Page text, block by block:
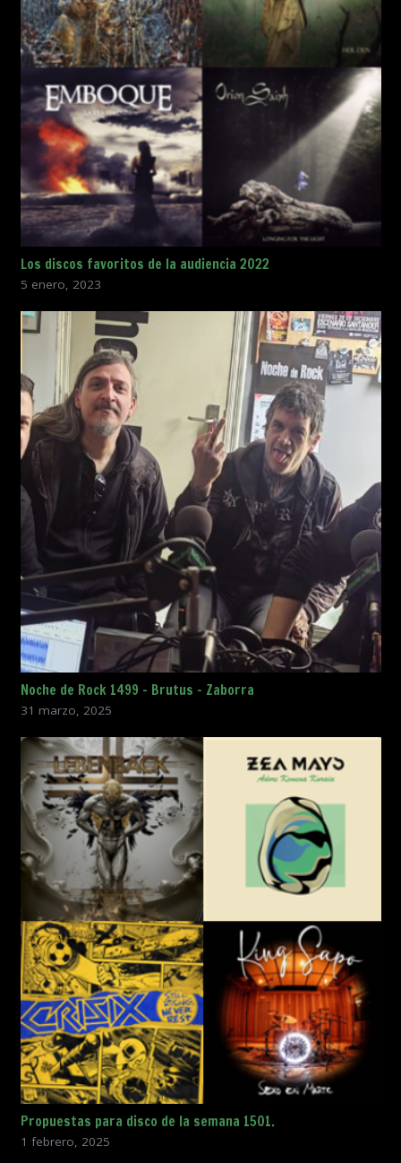
Los discos favoritos de la audiencia 2022
5 enero, 2023
Noche de Rock 1499 – Brutus – Zaborra
31 marzo, 2025
Propuestas para disco de la semana 1501.
1 febrero, 2025